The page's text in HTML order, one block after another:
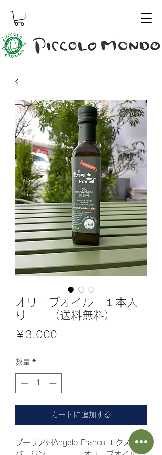
オリーブオイル １本入
り （送料無料）
￥3,000
数量 *
カートに追加する
プーリア州Angelo Franco エクストラ